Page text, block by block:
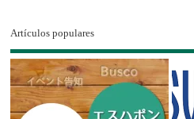
Artículos populares